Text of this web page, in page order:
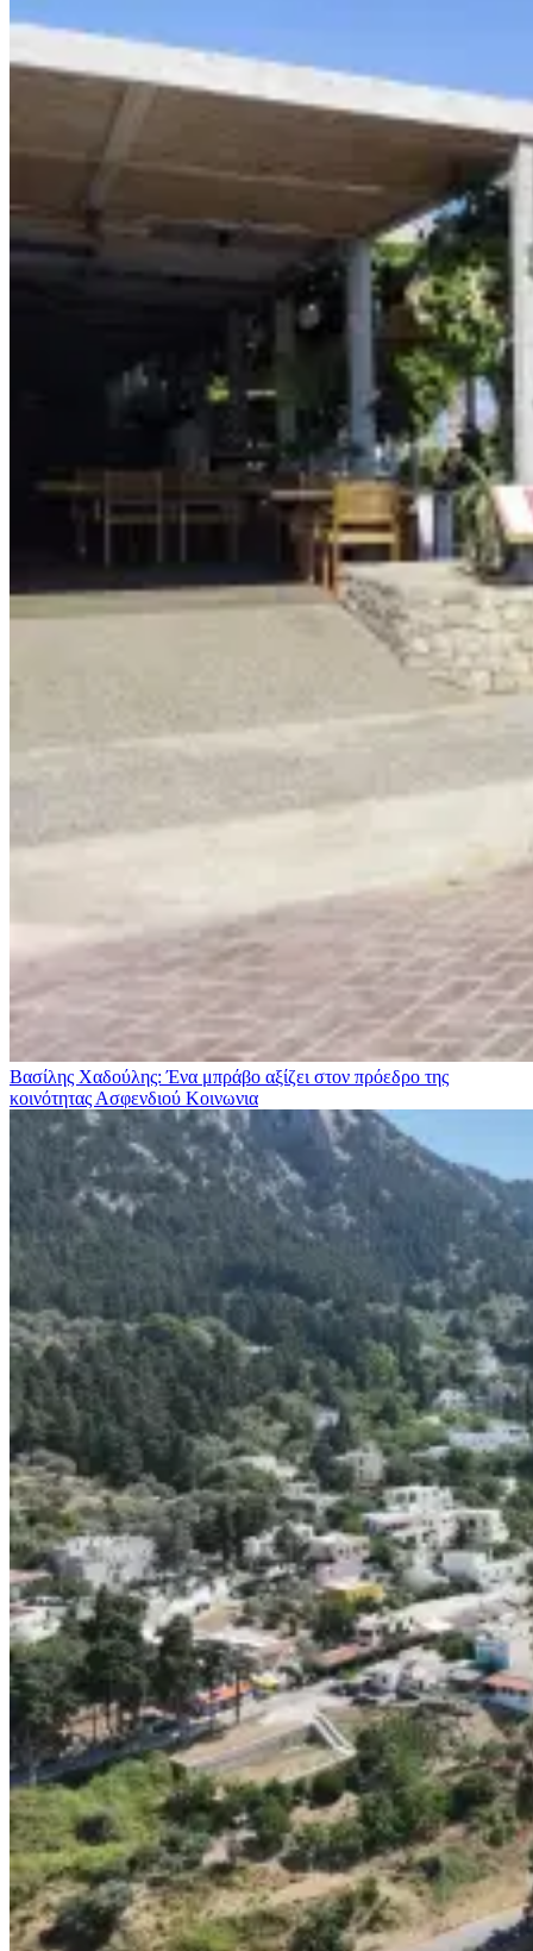
Βασίλης Χαδούλης: Ένα μπράβο αξίζει στον πρόεδρο της
κοινότητας Ασφενδιού Κοινωνια